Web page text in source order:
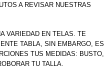
A REVISAR NUESTRAS
VARIEDAD EN TELAS. TE
TABLA, SIN EMBARGO, ES
TUS MEDIDAS: BUSTO,
TU TALLA.